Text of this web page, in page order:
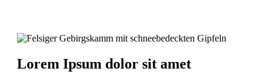
Lorem Ipsum dolor sit amet